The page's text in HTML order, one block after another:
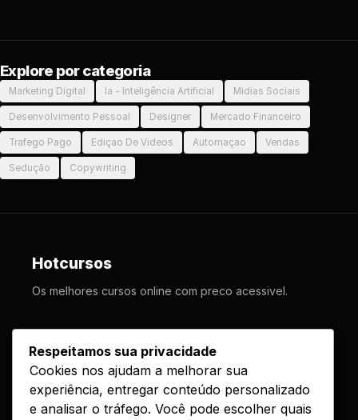
Explore por categoria
Marketing Digital Ia - Inteligência Artificial Midias Sociais
Desenvolvimento Pessoal Designer Mercado Financeiro
Trafego Pago Ediçao De Videos Automaçao Vendas
Sedução Copywriting
Hotcursos
Os melhores cursos online com preco acessivel.
Cursos
Como Funciona
Respeitamos sua privacidade
Cookies nos ajudam a melhorar sua
experiência, entregar conteúdo personalizado
e analisar o tráfego. Você pode escolher quais